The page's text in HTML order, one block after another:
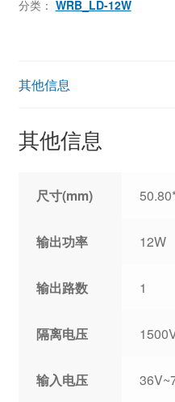
分类： WRB_LD-12W
其他信息
其他信息
尺寸(mm)
输出功率 12W
输出路数 1
隔离电压
输入电压